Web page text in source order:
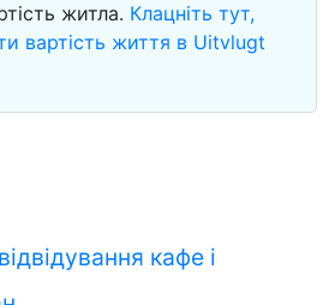
кафе і
житла. Клацніть тут,
вартість життя в Uitvlugt